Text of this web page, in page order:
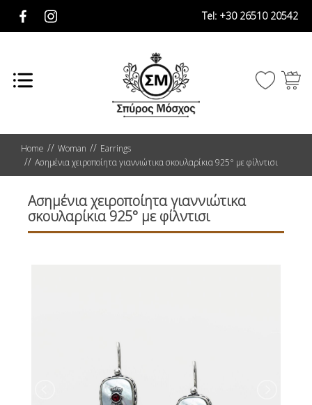
Tel: +30 26510 20542
Home Woman
Earrings
Ασημένια χειροποίητα γιαννιώτικα σκουλαρίκια 925° με φίλντισι
Ασημένια χειροποίητα γιαννιώτικα
σκουλαρίκια 925° με φίλντισι